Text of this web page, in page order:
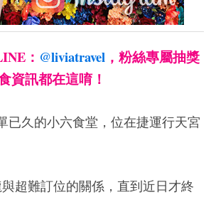
： @liviatravel ，粉絲專屬抽獎
資訊都在這唷！
已久的小六食堂 ，位在捷運行天宮
超難訂位的關係，直到近日才終